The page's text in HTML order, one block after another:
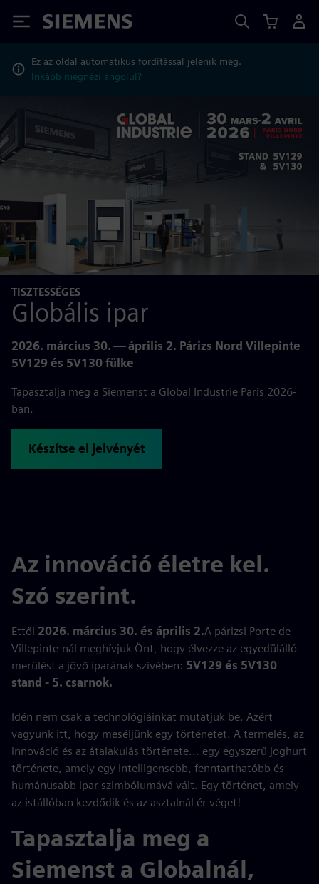
Siemens
Ez az oldal automatikus fordítással jelenik meg.
Inkább megnézi angolul?
TISZTESSÉGES
Globális ipar
2026. március 30. — április 2. Párizs Nord Villepinte
5V129 és 5V130 fülke
Tapasztalja meg a Siemenst a Global Industrie Paris 2026-
ban.
Készítse el jelvényét
Az innováció életre kel.
Szó szerint.
Ettől 2026. március 30. és április 2.A párizsi Porte de
Villepinte-nál meghívjuk Önt, hogy élvezze az egyedülálló
merülést a jövő iparának szívében: 5V129 és 5V130
stand - 5. csarnok.
Idén nem csak a technológiáinkat mutatjuk be. Azért
vagyunk itt, hogy meséljünk egy történetet. A termelés, az
innováció és az átalakulás története... egy egyszerű joghurt
története, amely egy intelligensebb, fenntarthatóbb és
humánusabb ipar szimbólumává vált. Egy történet, amely
az istállóban kezdődik és az asztalnál ér véget!
Tapasztalja meg a
Siemenst a Globalnál,